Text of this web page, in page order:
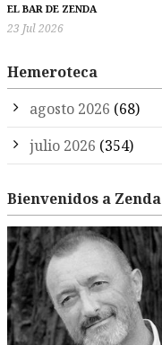
EL BAR DE ZENDA
23 Jul 2026
Hemeroteca
agosto 2026 (68)
julio 2026 (354)
Bienvenidos a Zenda